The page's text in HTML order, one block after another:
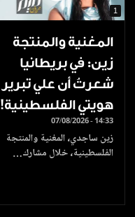
1
المغنية والمنتجة
زين: في بريطانيا
شعرتُ أن علي تبرير
هويتي الفلسطينية!
07/08/2026 - 14:33
زين ساجدي، المغنية والمنتجة
الفلسطينية، خلال مشارك…